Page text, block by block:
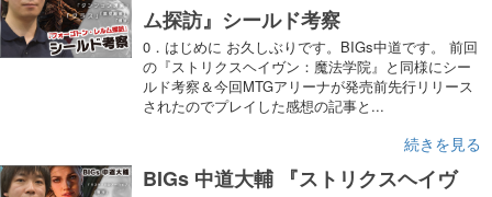
ム探訪』シールド考察
0．はじめに お久しぶりです。BIGs中道です。 前回
の『ストリクスヘイヴン：魔法学院』と同様にシー
ルド考察＆今回MTGアリーナが発売前先行リリース
されたのでプレイした感想の記事と...
続きを見る
BIGs 中道大輔 『ストリクスヘイヴ